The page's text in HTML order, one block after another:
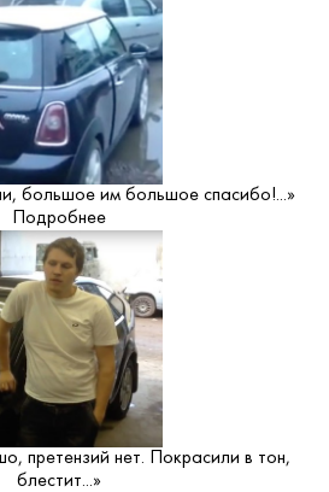
большое им большое спасибо!...»
Подробнее
претензий нет. Покрасили в тон,
блестит...»